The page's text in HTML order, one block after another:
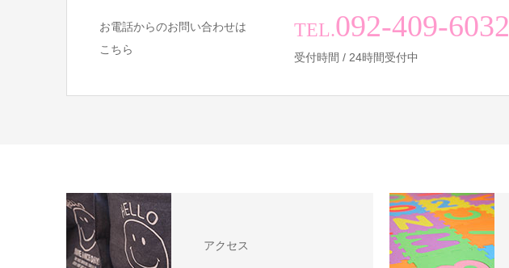
お電話からのお問い合わせは
こちら
TEL.092-409-6032
受付時間 / 24時間受付中
アクセス